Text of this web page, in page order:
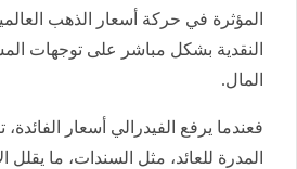
المؤثرة في حركة أسعار الذهب
النقدية بشكل مباشر على توجهات
المال.
فعندما يرفع الفيدرالي أسعار الفائدة،
المدرة للعائد، مثل السندات، ما يقلل